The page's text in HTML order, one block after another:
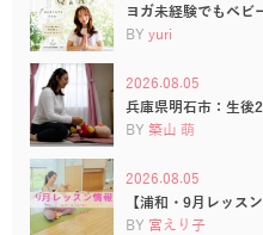
ヨガ未経験でもベビ
BY yuri
2026.08.05
兵庫県明石市：生後
BY 築山 萌
2026.08.05
【浦和・9月レッス
BY 宮えり子